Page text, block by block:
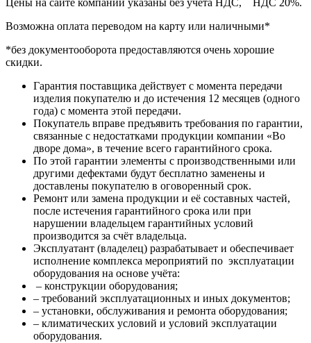
Цены на сайте компании указаны без учета НДС, НДС 20%.
Возможна оплата переводом на карту или наличными*
*без документооборота предоставляются очень хорошие
скидки.
Гарантия поставщика действует с момента передачи
изделия покупателю и до истечения 12 месяцев (одного
года) с момента этой передачи.
Покупатель вправе предъявить требования по гарантии,
связанные с недостатками продукции компании «Во
дворе дома», в течение всего гарантийного срока.
По этой гарантии элементы с производственными или
другими дефектами будут бесплатно заменены и
доставлены покупателю в оговоренный срок.
Ремонт или замена продукции и её составных частей,
после истечения гарантийного срока или при
нарушении владельцем гарантийных условий
производится за счёт владельца.
Эксплуатант (владелец) разрабатывает и обеспечивает
исполнение комплекса мероприятий по эксплуатации
оборудования на основе учёта:
– конструкции оборудования;
– требований эксплуатационных и иных документов;
– установки, обслуживания и ремонта оборудования;
– климатических условий и условий эксплуатации
оборудования.